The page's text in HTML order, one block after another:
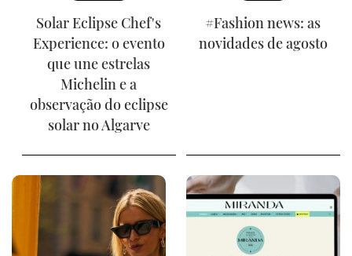
Solar Eclipse Chef's
Experience: o evento
que une estrelas
Michelin e a
observação do eclipse
solar no Algarve
#Fashion news: as
novidades de agosto